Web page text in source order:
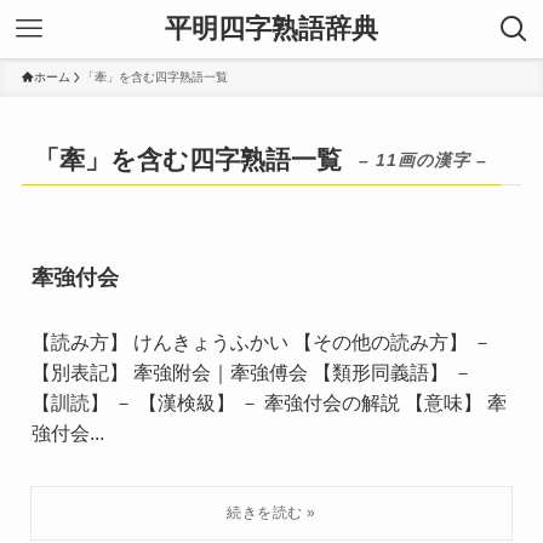
平明四字熟語辞典
ホーム 「牽」を含む四字熟語一覧
「牽」を含む四字熟語一覧 – 11画の漢字 –
牽強付会
【読み方】 けんきょうふかい 【その他の読み方】 －
【別表記】 牽強附会｜牽強傅会 【類形同義語】 －
【訓読】 － 【漢検級】 － 牽強付会の解説 【意味】 牽
強付会...